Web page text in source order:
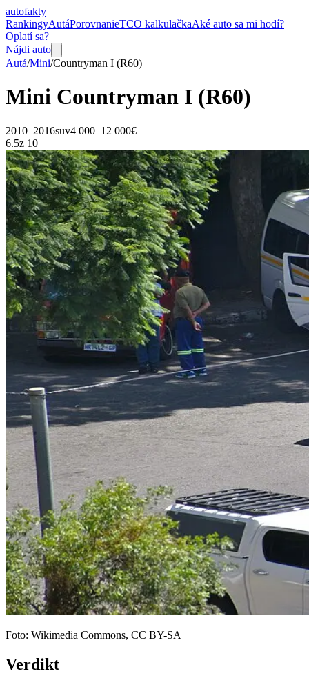
autofakty
RankingyAutáPorovnanieTCO kalkulačkaAké auto sa mi hodí?
Oplatí sa?
Nájdi auto
Autá/Mini/Countryman I (R60)
Mini Countryman I (R60)
2010–2016suv4 000–12 000€
6.5z 10
Foto: Wikimedia Commons, CC BY-SA
Verdikt